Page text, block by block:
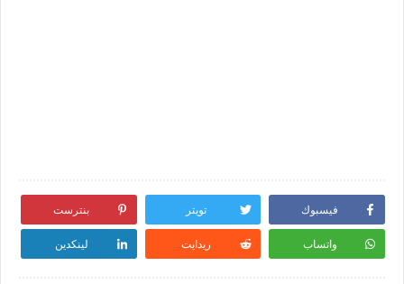
فيسبوك تويتر بنترست
واتساب ريدايت لينكدين